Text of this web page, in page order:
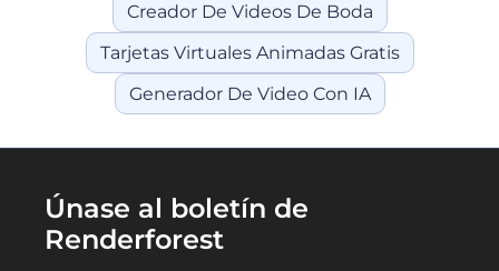
Creador De Videos De Boda
Tarjetas Virtuales Animadas Gratis
Generador De Video Con IA
Únase al boletín de
Renderforest